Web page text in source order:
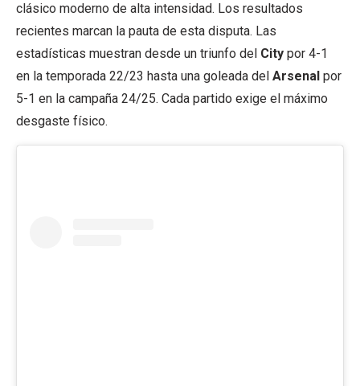
clásico moderno de alta intensidad. Los resultados
recientes marcan la pauta de esta disputa. Las
estadísticas muestran desde un triunfo del City por 4-1
en la temporada 22/23 hasta una goleada del Arsenal por
5-1 en la campaña 24/25. Cada partido exige el máximo
desgaste físico.